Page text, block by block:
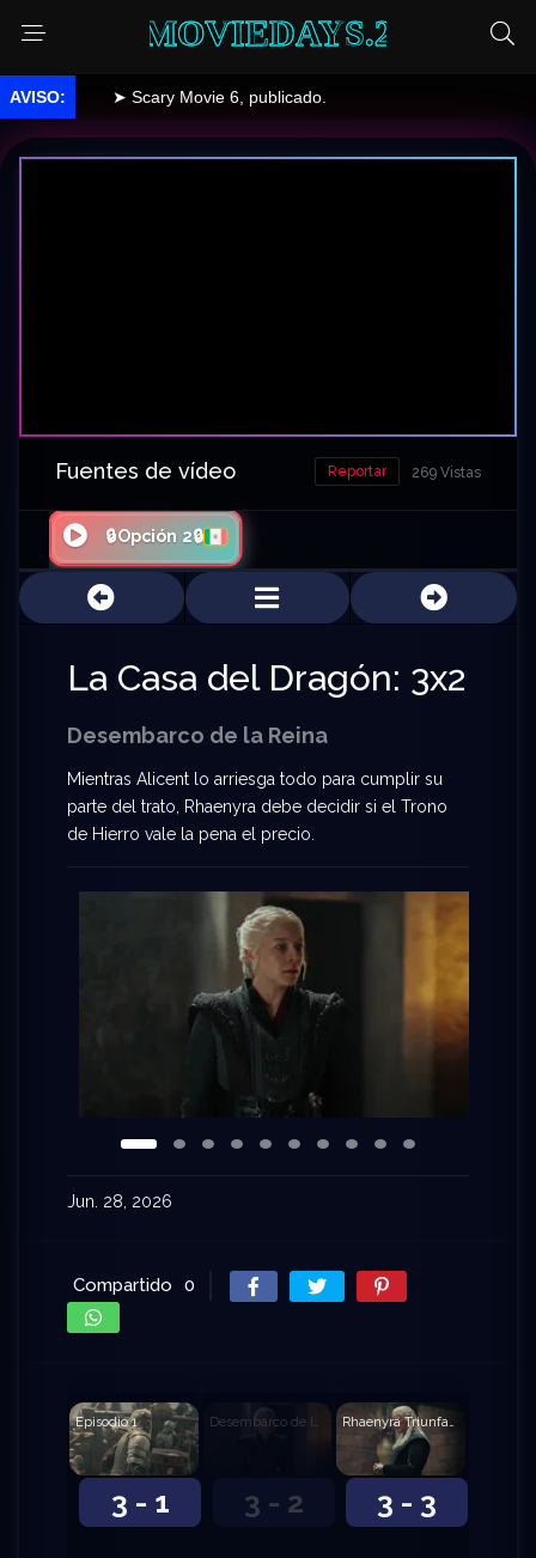
MOVIEDAYS.2
➤ Scary Movie 6, publicado.
Fuentes de vídeo 269 Vistas
Reportar
🔒Opción 2🔒
La Casa del Dragón: 3x2
Desembarco de la Reina
Mientras Alicent lo arriesga todo para cumplir su
parte del trato, Rhaenyra debe decidir si el Trono
de Hierro vale la pena el precio.
Jun. 28, 2026
Compartido 0
3 - 1
Episodio 1
3 - 2
Desembarco de la Reina
3 - 3
Rhaenyra Triunfante